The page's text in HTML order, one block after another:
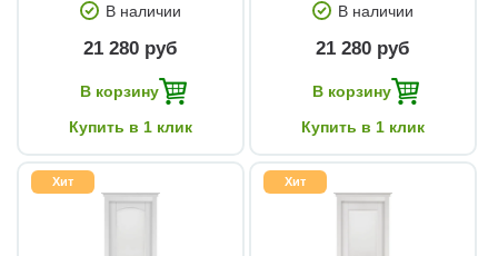
В наличии
21 280 руб
В корзину
Купить в 1 клик
В наличии
21 280 руб
В корзину
Купить в 1 клик
Хит Хит